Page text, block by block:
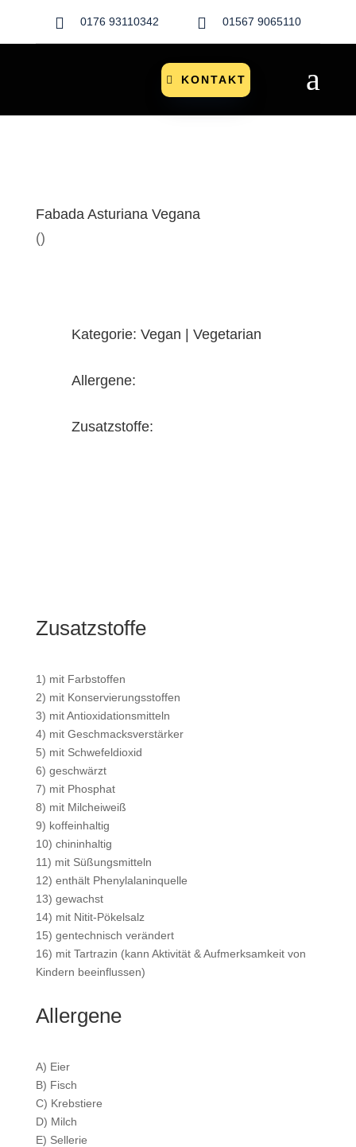
 0176 93110342  01567 9065110
KONTAKT a
Fabada Asturiana Vegana
()
Kategorie: Vegan | Vegetarian
Allergene:
Zusatzstoffe:
Zusatzstoffe
1) mit Farbstoffen
2) mit Konservierungsstoffen
3) mit Antioxidationsmitteln
4) mit Geschmacksverstärker
5) mit Schwefeldioxid
6) geschwärzt
7) mit Phosphat
8) mit Milcheiweiß
9) koffeinhaltig
10) chininhaltig
11) mit Süßungsmitteln
12) enthält Phenylalaninquelle
13) gewachst
14) mit Nitit-Pökelsalz
15) gentechnisch verändert
16) mit Tartrazin (kann Aktivität & Aufmerksamkeit von
Kindern beeinflussen)
Allergene
A) Eier
B) Fisch
C) Krebstiere
D) Milch
E) Sellerie